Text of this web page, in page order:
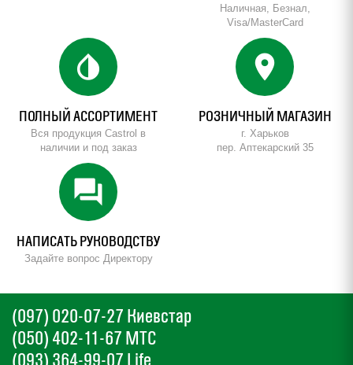
Наличная, Безнал,
Visa/MasterCard
invert_colors
ПОЛНЫЙ АССОРТИМЕНТ
Вся продукция Castrol в
наличии и под заказ
location_on
РОЗНИЧНЫЙ МАГАЗИН
г. Харьков
пер. Аптекарский 35
forum
НАПИСАТЬ РУКОВОДСТВУ
Задайте вопрос Директору
(097) 020-07-27 Киевстар
(050) 402-11-67 МТС
(093) 364-99-07 Life